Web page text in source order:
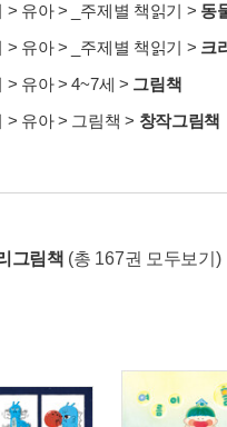
> 유아> _주제별 책읽기 > 동
> 유아> _주제별 책읽기 > 크
> 유아>4~7세 > 그림책
> 유아> 그림책 > 창작그림책
그림책 (총 167권 모두보기)